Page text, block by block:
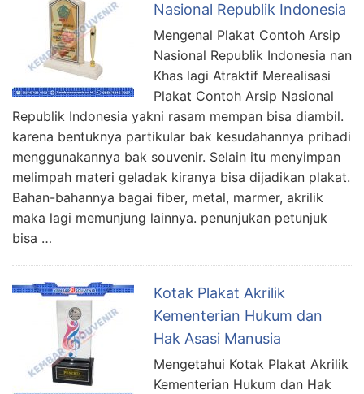
Nasional Republik Indonesia
Mengenal Plakat Contoh Arsip
Nasional Republik Indonesia nan
Khas lagi Atraktif Merealisasi
Plakat Contoh Arsip Nasional
Republik Indonesia yakni rasam mempan bisa diambil.
karena bentuknya partikular bak kesudahannya pribadi
menggunakannya bak souvenir. Selain itu menyimpan
melimpah materi geladak kiranya bisa dijadikan plakat.
Bahan-bahannya bagai fiber, metal, marmer, akrilik
maka lagi memunjung lainnya. penunjukan petunjuk
bisa …
Kotak Plakat Akrilik
Kementerian Hukum dan
Hak Asasi Manusia
Mengetahui Kotak Plakat Akrilik
Kementerian Hukum dan Hak